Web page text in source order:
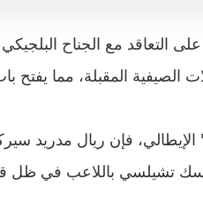
التعاقد مع الجناح
الإيطالي، فإن ريال مدريد
تشيلسي باللاعب في ظل